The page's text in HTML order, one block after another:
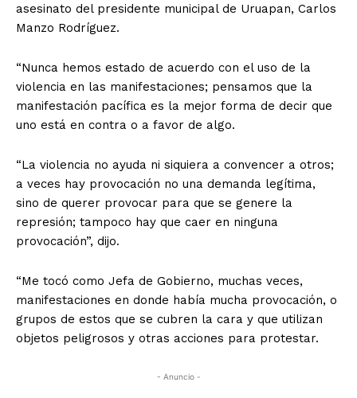
asesinato del presidente municipal de Uruapan, Carlos
Manzo Rodríguez.
“Nunca hemos estado de acuerdo con el uso de la
violencia en las manifestaciones; pensamos que la
manifestación pacífica es la mejor forma de decir que
uno está en contra o a favor de algo.
“La violencia no ayuda ni siquiera a convencer a otros;
a veces hay provocación no una demanda legítima,
sino de querer provocar para que se genere la
represión; tampoco hay que caer en ninguna
provocación”, dijo.
“Me tocó como Jefa de Gobierno, muchas veces,
manifestaciones en donde había mucha provocación, o
grupos de estos que se cubren la cara y que utilizan
objetos peligrosos y otras acciones para protestar.
- Anuncio -